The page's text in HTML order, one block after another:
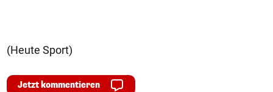
(Heute Sport)
Jetzt kommentieren